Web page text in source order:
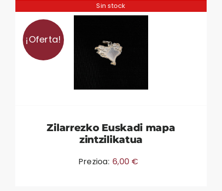
Sin stock
¡Oferta!
Zilarrezko Euskadi mapa
zintzilikatua
Prezioa: 6,00 €